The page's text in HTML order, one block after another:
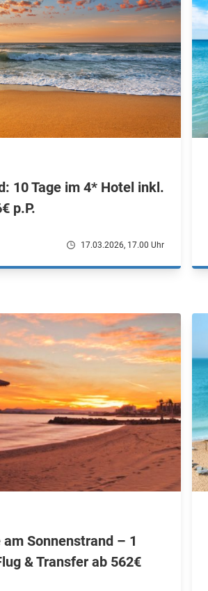
10 Tage im 4* Hotel inkl.
p.P.
17.03.2026, 17.00 Uhr
Sonnenstrand – 1
& Transfer ab 562€